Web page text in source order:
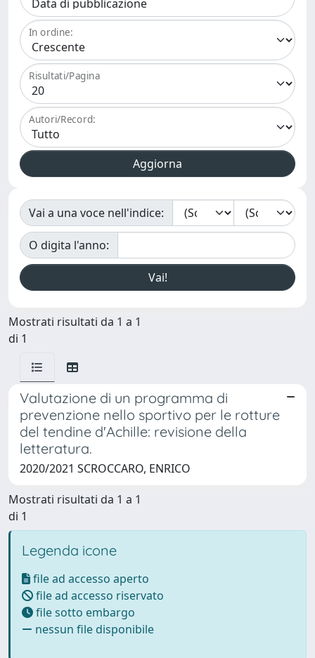
In ordine:
Risultati/Pagina
Autori/Record:
Vai a una voce nell'indice:
O digita l'anno:
Mostrati risultati da 1 a 1
di 1
Valutazione di un programma di
prevenzione nello sportivo per le rotture
del tendine d'Achille: revisione della
letteratura.
2020/2021 SCROCCARO, ENRICO
Mostrati risultati da 1 a 1
di 1
Legenda icone
file ad accesso aperto
file ad accesso riservato
file sotto embargo
nessun file disponibile